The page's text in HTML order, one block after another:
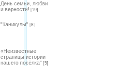
День семьи, любви
и верности! [19]
"Каникулы" [8]
«Неизвестные
страницы истории
нашего посёлка" [5]